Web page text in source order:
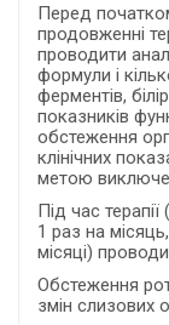
Перед
продовженні
проводити
формули і
ферментів,
показників
обстеження
клінічних
метою
Під час
1 раз на
місяці)
Обстеження
змін слизових